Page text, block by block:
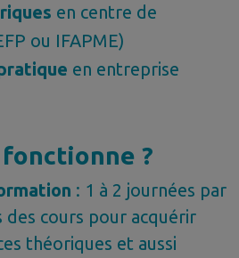
en centre de
ou IFAPME)
en entreprise
fonctionne ?
: 1 à 2 journées par
des cours pour acquérir
théoriques et aussi